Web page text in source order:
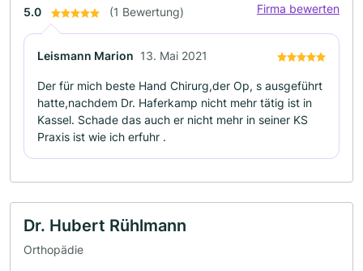
5.0 (1 Bewertung) Firma bewerten
Leismann Marion 13. Mai 2021
Der für mich beste Hand Chirurg,der Op, s ausgeführt
hatte,nachdem Dr. Haferkamp nicht mehr tätig ist in
Kassel. Schade das auch er nicht mehr in seiner KS
Praxis ist wie ich erfuhr .
Dr. Hubert Rühlmann
Orthopädie